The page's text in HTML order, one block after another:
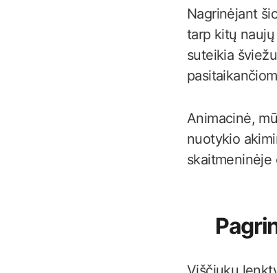
Nagrinėjant
tarp kitų
suteikia
Animacinė,
nuotykio
skaitmeninėje